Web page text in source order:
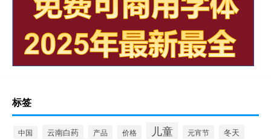
标签
中国 云南白药 产品 价格 儿童 元宵节 冬天